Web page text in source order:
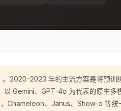
2020–2023 年的主流方案是将预训
以 Gemini、GPT-4o 为代表的原生
Chameleon、Janus、Show-o 等统